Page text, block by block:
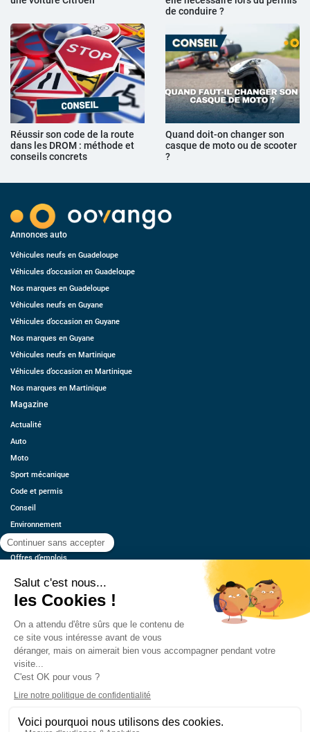
de conduire ?
Réussir son code de la route
dans les DROM : méthode et
conseils concrets
Quand doit-on changer son
casque de moto ou de scooter
?
Annonces auto
Véhicules neufs en Guadeloupe
Véhicules d’occasion en Guadeloupe
Nos marques en Guadeloupe
Véhicules neufs en Guyane
Véhicules d’occasion en Guyane
Nos marques en Guyane
Véhicules neufs en Martinique
Véhicules d’occasion en Martinique
Nos marques en Martinique
Magazine
Actualité
Auto
Moto
Sport mécanique
Code et permis
Conseil
Environnement
Économie
Offres d’emplois
Contact
Estimez votre voiture
Mentions légales
CGU